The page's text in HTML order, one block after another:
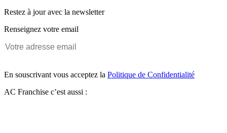
Restez à jour avec la newsletter
Renseignez votre email
En souscrivant vous acceptez la Politique de Confidentialité
AC Franchise c’est aussi :